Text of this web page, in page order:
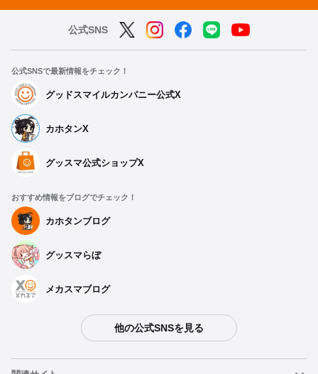
公式SNS
公式SNSで最新情報をチェック！
グッドスマイルカンパニー公式X
カホタンX
グッスマ公式ショップX
おすすめ情報をブログでチェック！
カホタンブログ
グッスマらぼ
メカスマブログ
他の公式SNSを見る